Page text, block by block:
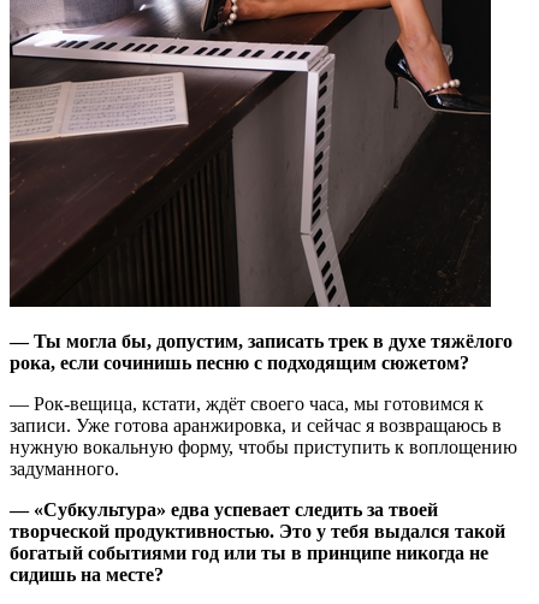
— Ты могла бы, допустим, записать трек в духе тяжёлого
рока, если сочинишь песню с подходящим сюжетом?
— Рок-вещица, кстати, ждёт своего часа, мы готовимся к
записи. Уже готова аранжировка, и сейчас я возвращаюсь в
нужную вокальную форму, чтобы приступить к воплощению
задуманного.
— «Субкультура» едва успевает следить за твоей
творческой продуктивностью. Это у тебя выдался такой
богатый событиями год или ты в принципе никогда не
сидишь на месте?